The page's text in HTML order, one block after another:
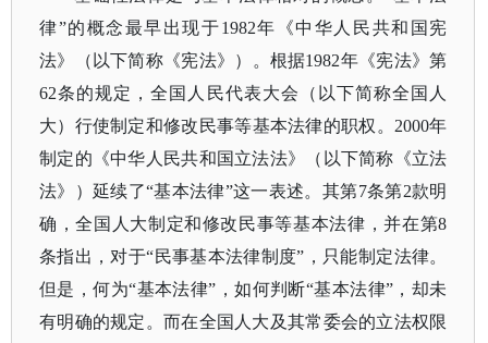
律”的概念最早出现于1982年《中华人民共和国宪
法》（以下简称《宪法》）。根据1982年《宪法》第
62条的规定，全国人民代表大会（以下简称全国人
大）行使制定和修改民事等基本法律的职权。2000年
制定的《中华人民共和国立法法》（以下简称《立法
法》）延续了“基本法律”这一表述。其第7条第2款明
确，全国人大制定和修改民事等基本法律，并在第8
条指出，对于“民事基本法律制度”，只能制定法律。
但是，何为“基本法律”，如何判断“基本法律”，却未
有明确的规定。而在全国人大及其常委会的立法权限